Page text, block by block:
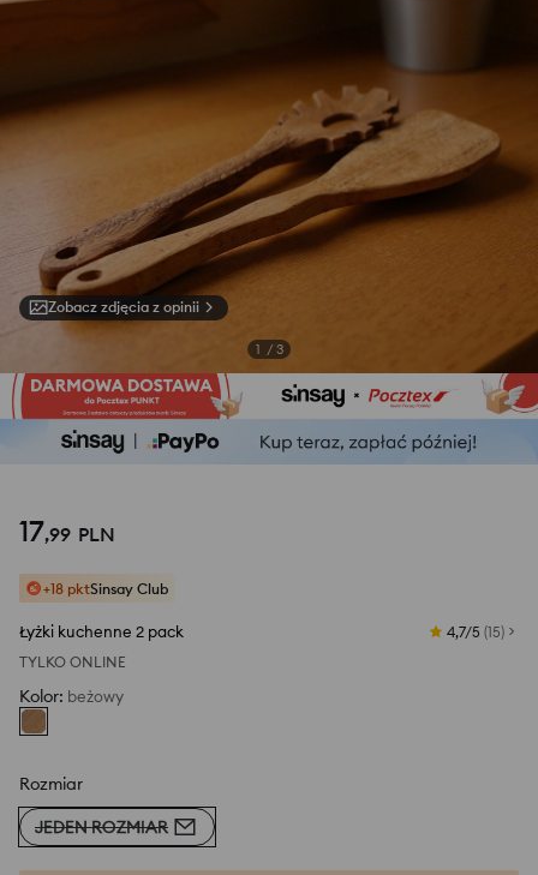
Zobacz zdjęcia z opinii
1 / 3
17,99 PLN
+18 pktSinsay Club
Łyżki kuchenne 2 pack 4,7/5 (15)
TYLKO ONLINE
Kolor: beżowy
Rozmiar
JEDEN ROZMIAR